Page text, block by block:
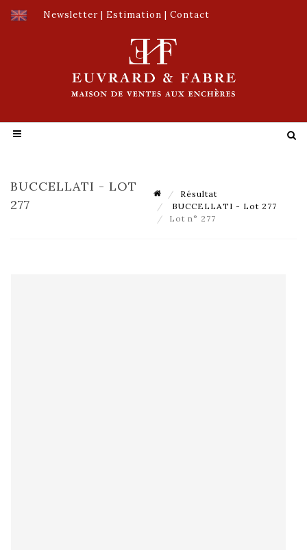
Newsletter | Estimation | Contact
BUCCELLATI - LOT
277
Résultat
BUCCELLATI - Lot 277
Lot n° 277